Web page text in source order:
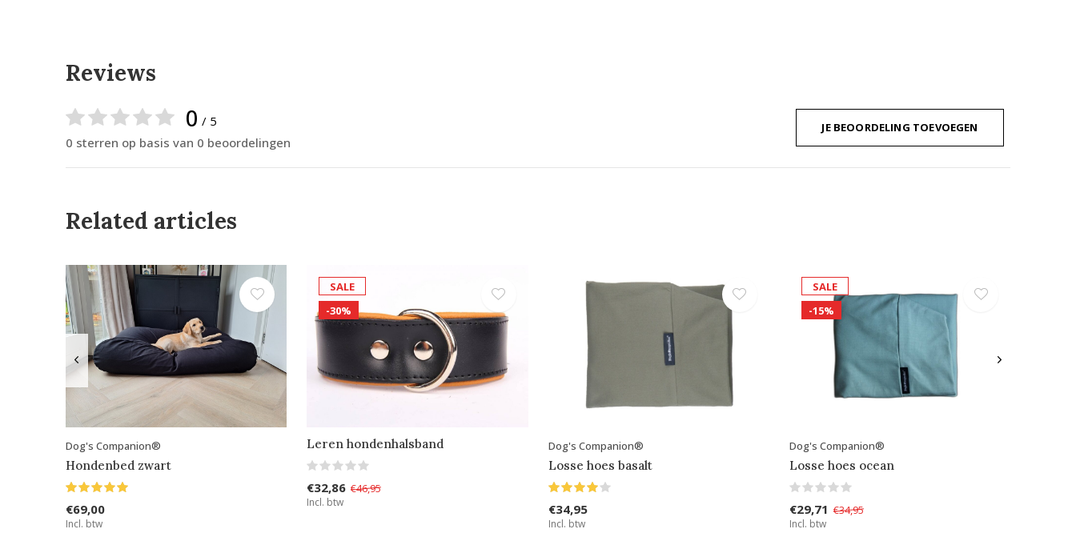
Reviews
0 / 5
0 sterren op basis van 0 beoordelingen
JE BEOORDELING TOEVOEGEN
Related articles
Dog's Companion®
Hondenbed zwart
€69,00
Incl. btw
SALE
-30%
Leren hondenhalsband
€32,86 €46,95
Incl. btw
Dog's Companion®
Losse hoes basalt
€34,95
Incl. btw
SALE
-15%
Dog's Companion®
Losse hoes ocean
€29,71 €34,95
Incl. btw